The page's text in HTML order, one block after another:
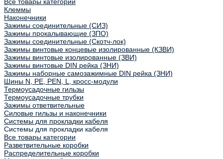
Все товары категории
Клеммы
Наконечники
Зажимы соединительные (СИЗ)
Зажимы прокалывающие (ЗПО)
Зажимы соединительные (Скотч-лок)
Зажимы винтовые концевые изолированные (КЗВИ)
Зажимы винтовые изолированные (ЗВИ)
Зажимы винтовые DIN рейка (ЗНИ)
Зажимы наборные самозажимные DIN рейка (ЗНИ)
Шины N, PE, PEN, L, кросс-модули
Термоусадочные гильзы
Термоусадочные трубки
Зажимы ответвительные
Силовые гильзы и наконечники
Системы для прокладки кабеля
Системы для прокладки кабеля
Все товары категории
Разветвительные коробки
Распределительные коробки